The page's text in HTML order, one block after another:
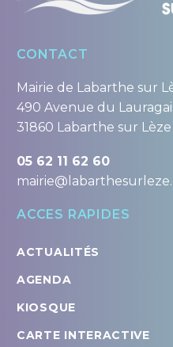
CONTACT
Mairie de Labarthe sur
490 Avenue du
31860 Labarthe sur Lèze
05 62 11 62 60
ACCES RAPIDES
ACTUALITÉS
AGENDA
KIOSQUE
CARTE INTERACTIVE